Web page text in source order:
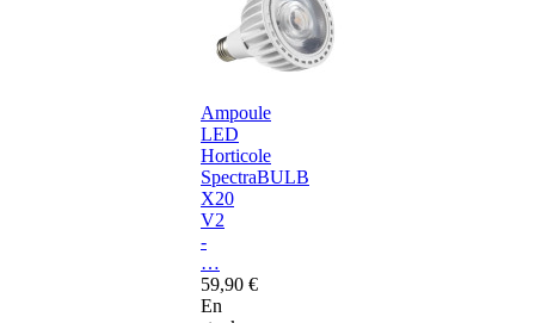
Ampoule
LED
Horticole
SpectraBULB
X20
V2
-
…
59,90 €
En